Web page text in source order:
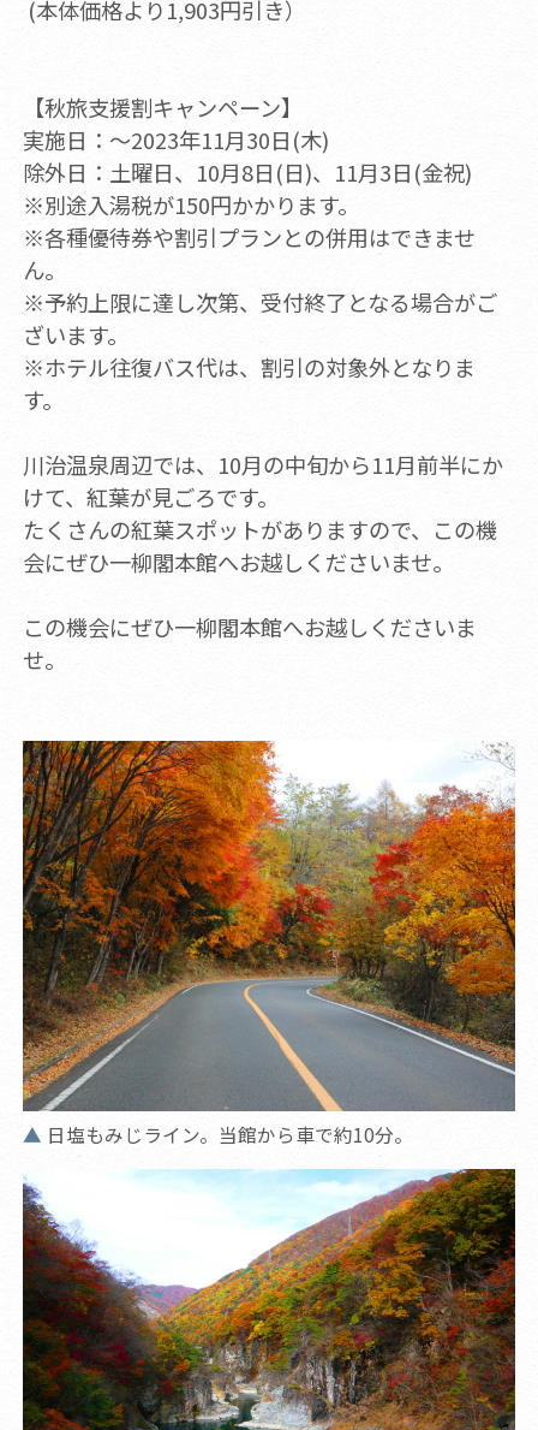
(本体価格より1,903円引き）
【秋旅支援割キャンペーン】
実施日：～2023年11月30日(木)
除外日：土曜日、10月8日(日)、11月3日(金祝)
※別途入湯税が150円かかります。
※各種優待券や割引プランとの併用はできませ
ん。
※予約上限に達し次第、受付終了となる場合がご
ざいます。
※ホテル往復バス代は、割引の対象外となりま
す。
川治温泉周辺では、10月の中旬から11月前半にか
けて、紅葉が見ごろです。
たくさんの紅葉スポットがありますので、この機
会にぜひ一柳閣本館へお越しくださいませ。
この機会にぜひ一柳閣本館へお越しくださいま
せ。
日塩もみじライン。当館から車で約10分。